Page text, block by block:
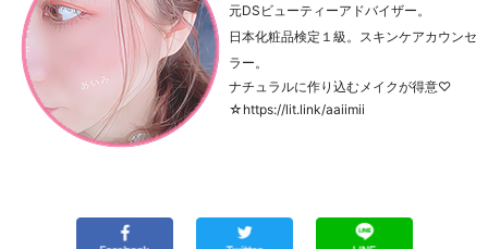
元DSビューティーアドバイザー。
日本化粧品検定１級。スキンケアカウンセ
ラー。
ナチュラルに作り込むメイクが得意♡
☆https://lit.link/aaiimii